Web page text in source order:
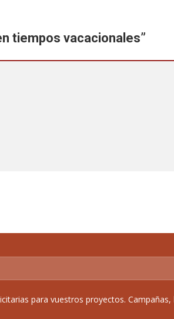
tiempos vacacionales”
para vuestros proyectos. Campañas,